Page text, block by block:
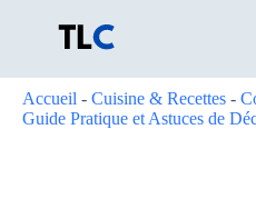
Accueil - Cuisine & Recettes -
Guide Pratique et Astuces de